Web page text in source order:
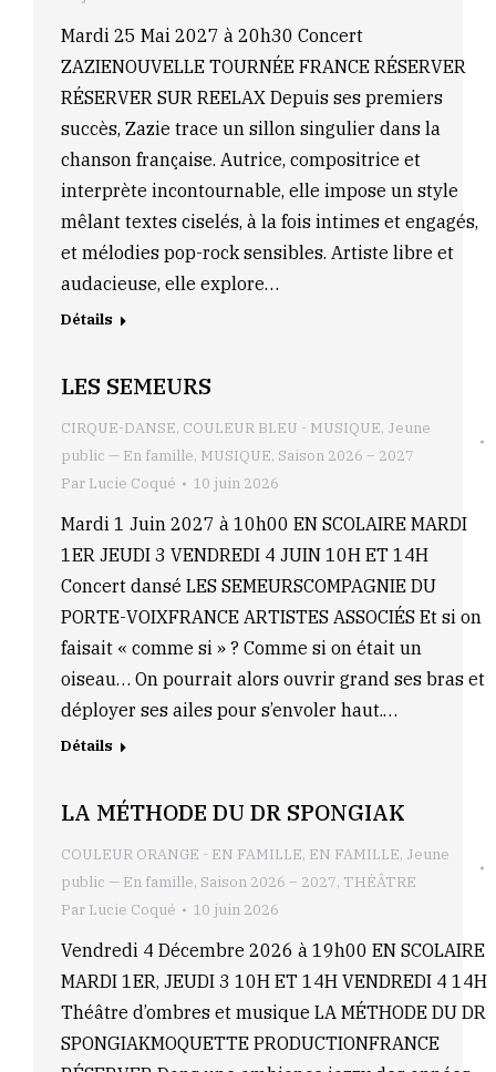
Mardi 25 Mai 2027 à 20h30 Concert
ZAZIENOUVELLE TOURNÉE FRANCE RÉSERVER
RÉSERVER SUR REELAX Depuis ses premiers
succès, Zazie trace un sillon singulier dans la
chanson française. Autrice, compositrice et
interprète incontournable, elle impose un style
mêlant textes ciselés, à la fois intimes et engagés,
et mélodies pop-rock sensibles. Artiste libre et
audacieuse, elle explore…
Détails
LES SEMEURS
CIRQUE-DANSE, COULEUR BLEU - MUSIQUE, Jeune
public — En famille, MUSIQUE, Saison 2026 – 2027
Par Lucie Coqué 10 juin 2026
Mardi 1 Juin 2027 à 10h00 EN SCOLAIRE MARDI
1ER JEUDI 3 VENDREDI 4 JUIN 10H ET 14H
Concert dansé LES SEMEURSCOMPAGNIE DU
PORTE-VOIXFRANCE ARTISTES ASSOCIÉS Et si on
faisait « comme si » ? Comme si on était un
oiseau… On pourrait alors ouvrir grand ses bras et
déployer ses ailes pour s’envoler haut.…
Détails
LA MÉTHODE DU DR SPONGIAK
COULEUR ORANGE - EN FAMILLE, EN FAMILLE, Jeune
public — En famille, Saison 2026 – 2027, THÉÂTRE
Par Lucie Coqué 10 juin 2026
Vendredi 4 Décembre 2026 à 19h00 EN SCOLAIRE
MARDI 1ER, JEUDI 3 10H ET 14H VENDREDI 4 14H
Théâtre d’ombres et musique LA MÉTHODE DU DR
SPONGIAKMOQUETTE PRODUCTIONFRANCE